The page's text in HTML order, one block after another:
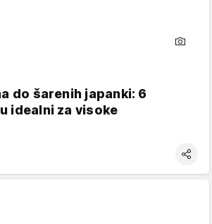
do šarenih japanki: 6
idealni za visoke